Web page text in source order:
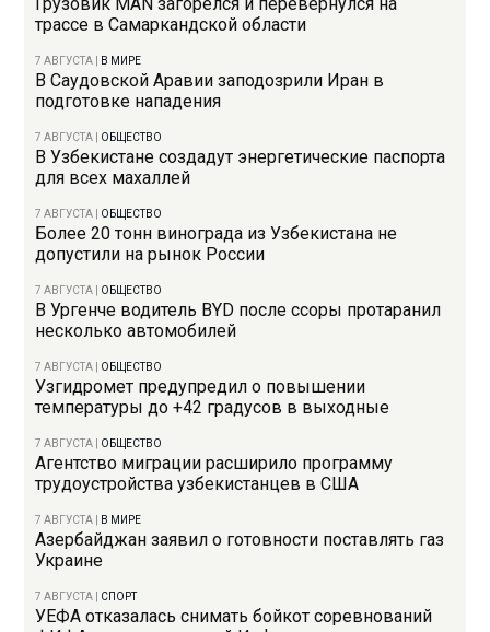
трассе в Самаркандской области
7 АВГУСТА В МИРЕ
В Саудовской Аравии заподозрили Иран в
подготовке нападения
7 АВГУСТА ОБЩЕСТВО
В Узбекистане создадут энергетические паспорта
для всех махаллей
7 АВГУСТА ОБЩЕСТВО
Более 20 тонн винограда из Узбекистана не
допустили на рынок России
7 АВГУСТА ОБЩЕСТВО
В Ургенче водитель BYD после ссоры протаранил
несколько автомобилей
7 АВГУСТА ОБЩЕСТВО
Узгидромет предупредил о повышении
температуры до +42 градусов в выходные
7 АВГУСТА ОБЩЕСТВО
Агентство миграции расширило программу
трудоустройства узбекистанцев в США
7 АВГУСТА В МИРЕ
Азербайджан заявил о готовности поставлять газ
Украине
7 АВГУСТА СПОРТ
УЕФА отказалась снимать бойкот соревнований